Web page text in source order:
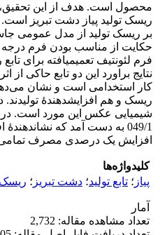
محصول است. هدف از این تحقیق،
ریسک تولید پیاز دشت تبریز است.
بر ریسک تولید از مدل عمومی
حکایت از مناسب بودن فرم درجه
فرم لئونتیف تعمیم­یافته برای
کار استخدامی است و نشان
ریسک و هم افزایش­دهندۀ تولیدند.
شیمیایی عکس این مورد است.
049/1 به دست آمد که
افزایش یک درصدی مصرف
کلیدواژه‌ها
پیاز ؛ تابع تولید؛ دشت تبریز ؛ ریسک
آمار
تعداد مشاهده مقاله: 2,732